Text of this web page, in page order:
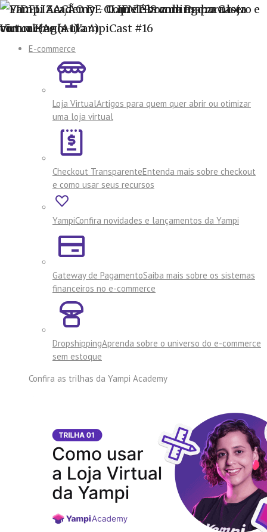
E-commerce
Loja VirtualArtigos para quem quer abrir ou otimizar
uma loja virtual
Checkout TransparenteEntenda mais sobre checkout
e como usar seus recursos
YampiConfira novidades e lançamentos da Yampi
Gateway de PagamentoSaiba mais sobre os sistemas
financeiros no e-commerce
DropshippingAprenda sobre o universo do e-commerce
sem estoque
Confira as trilhas da Yampi Academy